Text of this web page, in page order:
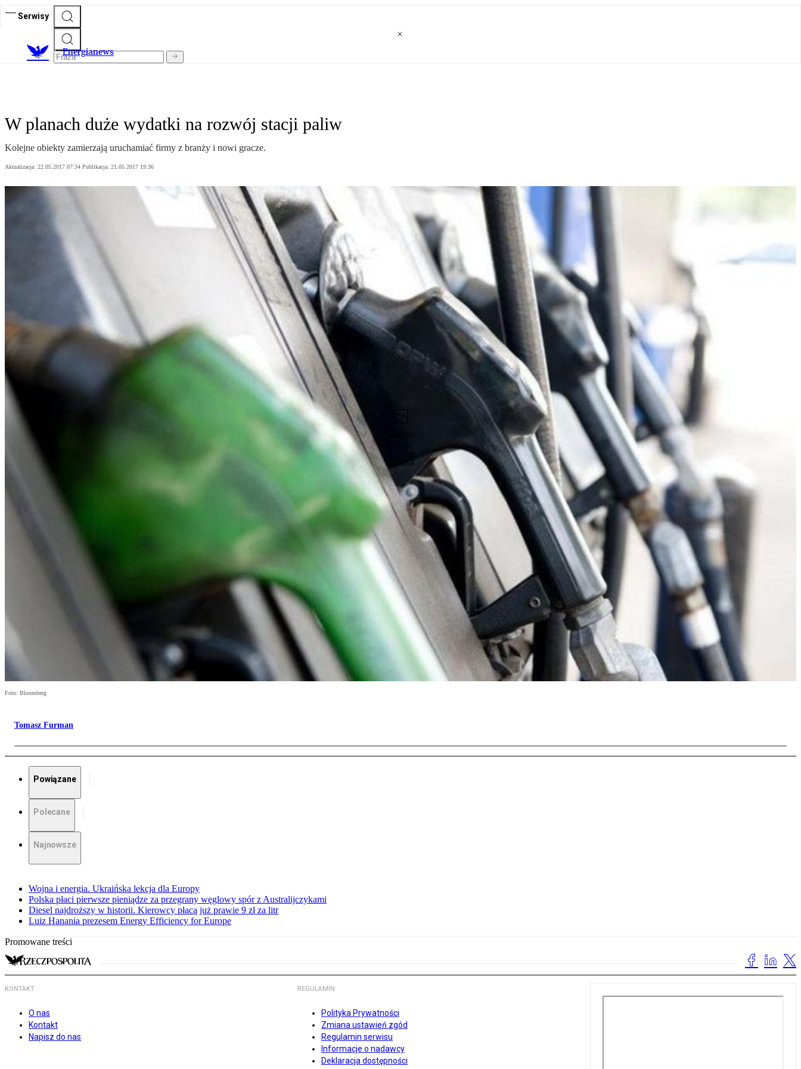
Serwisy
Energianews
W planach duże wydatki na rozwój stacji paliw
Kolejne obiekty zamierzają uruchamiać firmy z branży i nowi gracze.
Aktualizacja: 22.05.2017 07:34 Publikacja: 21.05.2017 19:36
Zobacz
Foto: Bloomberg
Tomasz Furman
Powiązane
Polecane
Najnowsze
Wojna i energia. Ukraińska lekcja dla Europy
Polska płaci pierwsze pieniądze za przegrany węglowy spór z Australijczykami
Diesel najdroższy w historii. Kierowcy płacą już prawie 9 zł za litr
Luiz Hanania prezesem Energy Efficiency for Europe
Promowane treści
KONTAKT
O nas
Kontakt
Napisz do nas
REGULAMIN
Polityka Prywatności
Zmiana ustawień zgód
Regulamin serwisu
Informacje o nadawcy
Deklaracja dostępności